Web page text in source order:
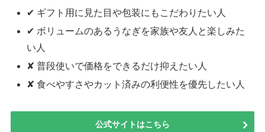
✔ ギフト用に見た目や包装にもこだわりたい人
✔ ボリュームのあるうなぎを家族や友人と楽しみた
い人
✘ 普段使いで価格をできるだけ抑えたい人
✘ 食べやすさやカット済みの利便性を優先したい人
公式サイトはこちら